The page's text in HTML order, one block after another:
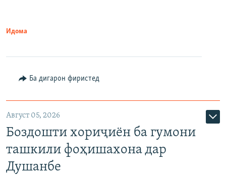
Идома
Ба дигарон фиристед
Август 05, 2026
Боздошти хориҷиён ба гумони
ташкили фоҳишахона дар
Душанбе